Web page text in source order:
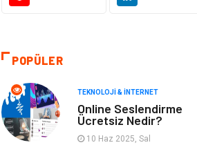
Otomotiv
Gıda Yeme & İçme
Gayrimenkul Spor
POPÜLER
TEKNOLOJI & İNTERNET
Online Seslendirme
Ücretsiz Nedir?
10 Haz 2025, Sal